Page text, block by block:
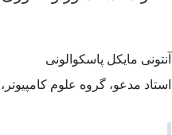
آنتونی مایکل پاسکوالونی
استاد مدعو، گروه علوم